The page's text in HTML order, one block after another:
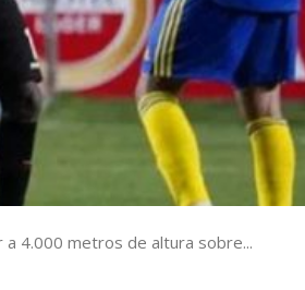
a 4.000 metros de altura sobre...